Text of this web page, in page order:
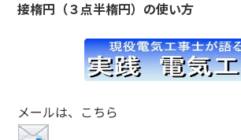
接楕円（３点半楕円）の使い方
メールは、こちら